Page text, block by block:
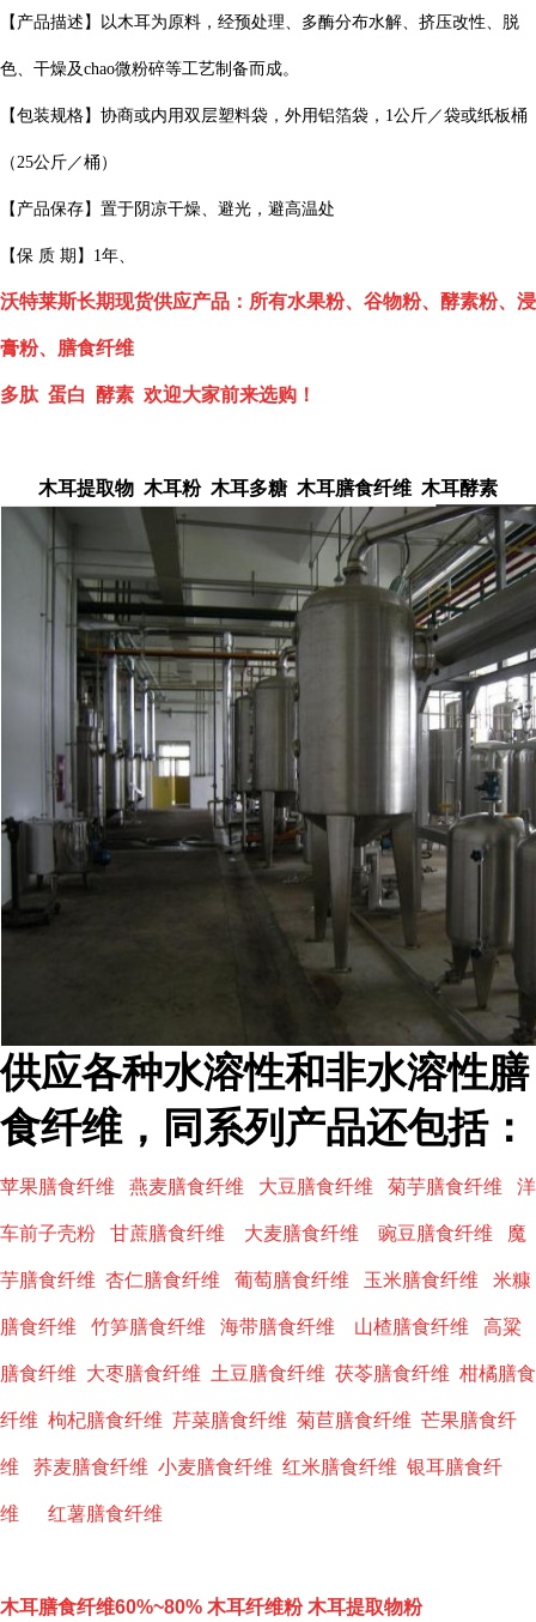
【产品描述】以木耳为原料，经预处理、多酶分布水解、挤压改性、脱
色、干燥及chao微粉碎等工艺制备而成。
【包装规格】协商或内用双层塑料袋，外用铝箔袋，1公斤／袋或纸板桶
（25公斤／桶）
【产品保存】置于阴凉干燥、避光，避高温处
【保 质 期】1年、
沃特莱斯长期现货供应产品：所有水果粉、谷物粉、酵素粉、浸
膏粉、膳食纤维
多肽 蛋白 酵素 欢迎大家前来选购！
木耳提取物 木耳粉 木耳多糖 木耳膳食纤维 木耳酵素
供应各种水溶性和非水溶性膳
食纤维，同系列产品还包括：
苹果膳食纤维 燕麦膳食纤维 大豆膳食纤维 菊芋膳食纤维 洋
车前子壳粉 甘蔗膳食纤维 大麦膳食纤维 豌豆膳食纤维 魔
芋膳食纤维 杏仁膳食纤维 葡萄膳食纤维 玉米膳食纤维 米糠
膳食纤维 竹笋膳食纤维 海带膳食纤维 山楂膳食纤维 高粱
膳食纤维 大枣膳食纤维 土豆膳食纤维 茯苓膳食纤维 柑橘膳食
纤维 枸杞膳食纤维 芹菜膳食纤维 菊苣膳食纤维 芒果膳食纤
维 荞麦膳食纤维 小麦膳食纤维 红米膳食纤维 银耳膳食纤
维 红薯膳食纤维
木耳膳食纤维60%~80% 木耳纤维粉 木耳提取物粉